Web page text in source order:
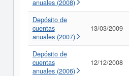
anuales (2008)
Depósito de
cuentas
anuales (2007)
13/03/2009
Depósito de
cuentas
anuales (2006)
12/12/2008